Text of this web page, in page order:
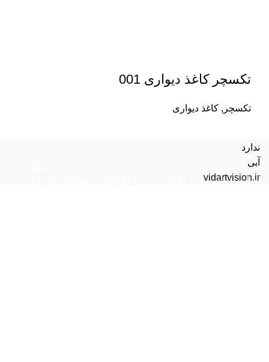
تکسچر کاغذ دیواری 001
تکسچر , کاغذ دیواری
ندارد
آبی
vidartvision.ir
اصلی
تماس با ما